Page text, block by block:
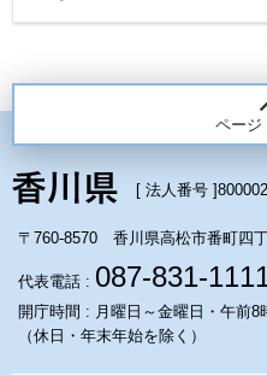
ページ
[ 法人番号 ]
〒760-8570 香川県高松市番町四
代表電話 : 087-831-
開庁時間 : 月曜日～金曜日・午前8
（休日・年末年始を除く）